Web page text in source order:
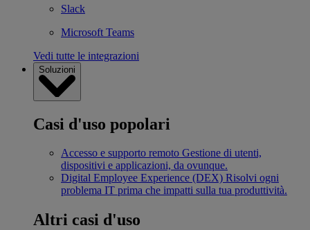
Slack
Microsoft Teams
Vedi tutte le integrazioni
Soluzioni
Casi d'uso popolari
Accesso e supporto remoto Gestione di utenti,
dispositivi e applicazioni, da ovunque.
Digital Employee Experience (DEX) Risolvi ogni
problema IT prima che impatti sulla tua produttività.
Altri casi d'uso